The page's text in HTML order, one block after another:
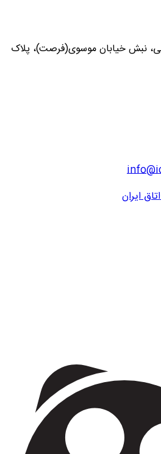
نبش خیابان موسوی(فرصت)، پلاک
ایران